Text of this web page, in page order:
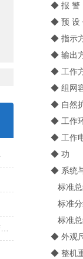
如何使用减少可燃有毒气体报警仪发生故障？
◆ 报 警 点
◆ 预 设 值
◆ 指示方
◆ 输出方
◆ 工作方
◆ 组网容
◆ 自然扩
◆ 工作环
◆ 工作电
◆ 功 率：
◆ 系统与
标准总线2
标准分线3
标准总线4
◆ 外观尺
◆ 整机重